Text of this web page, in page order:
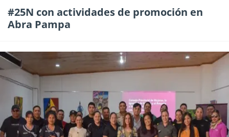
#25N con actividades de promoción en
Abra Pampa